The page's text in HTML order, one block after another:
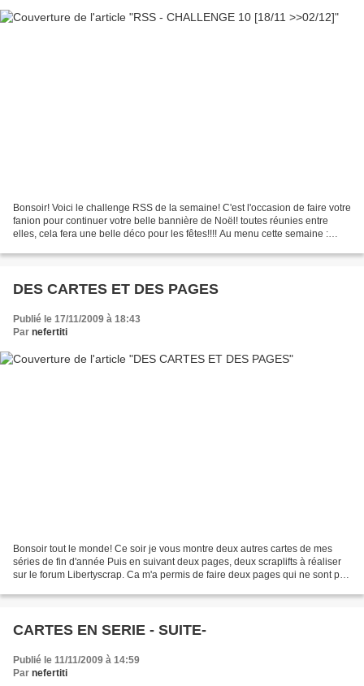
Bonsoir! Voici le challenge RSS de la semaine! C'est l'occasion de faire votre
fanion pour continuer votre belle bannière de Noël! toutes réunies entre
elles, cela fera une belle déco pour les fêtes!!!! Au menu cette semaine :
DES CARTES ET DES PAGES
Publié le 17/11/2009 à 18:43
Par nefertiti
Bonsoir tout le monde! Ce soir je vous montre deux autres cartes de mes
séries de fin d'année Puis en suivant deux pages, deux scraplifts à réaliser
sur le forum Libertyscrap. Ca m'a permis de faire deux pages qui ne sont pas
CARTES EN SERIE - SUITE-
Publié le 11/11/2009 à 14:59
Par nefertiti